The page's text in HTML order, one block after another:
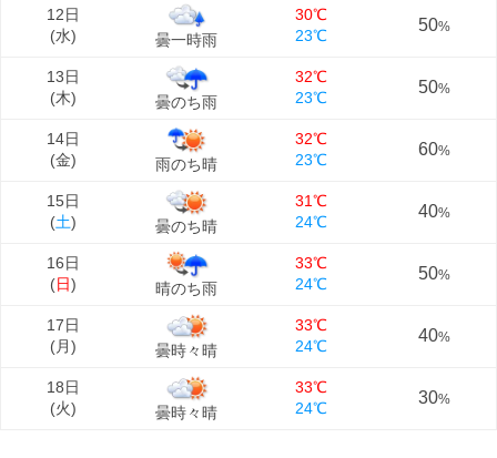
12日
(水) 曇一時雨
30℃
23℃
50%
13日
(木) 曇のち雨
32℃
23℃
50%
14日
(金) 雨のち晴
32℃
23℃
60%
15日
(土) 曇のち晴
31℃
24℃
40%
16日
(日) 晴のち雨
33℃
24℃
50%
17日
(月) 曇時々晴
33℃
24℃
40%
18日
(火) 曇時々晴
33℃
24℃
30%